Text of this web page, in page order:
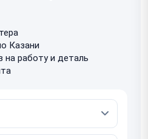
Казани
на работу и деталь